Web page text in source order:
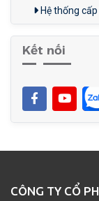
Hệ thống cấp
Kết nối
CÔNG TY CỔ